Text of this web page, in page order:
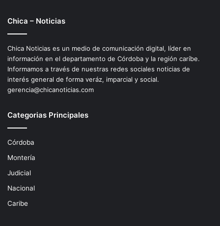
Chica – Noticias
Chica Noticias es un medio de comunicación digital, líder en
información en el departamento de Córdoba y la región caríbe.
Informamos a través de nuestras redes sociales noticias de
interés general de forma veráz, imparcial y social.
gerencia@chicanoticias.com
Categorias Principales
Córdoba
Montería
Judicial
Nacional
Caribe